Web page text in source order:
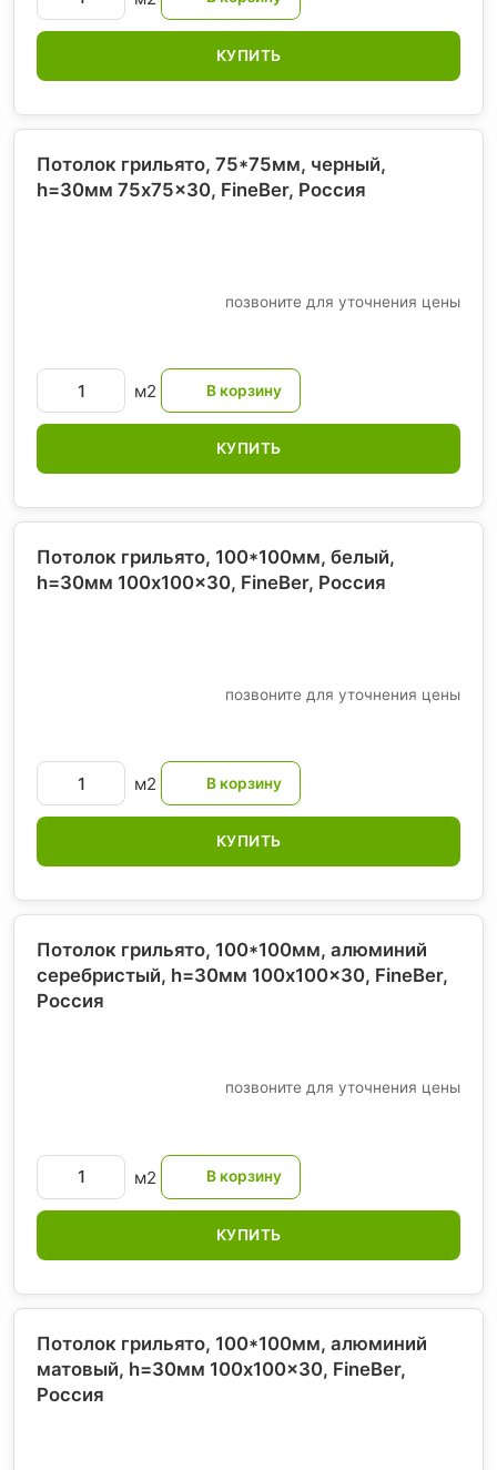
КУПИТЬ
Потолок грильято, 75*75мм, черный,
h=30мм 75x75x30, FineBer, Россия
позвоните для уточнения цены
м2
КУПИТЬ
Потолок грильято, 100*100мм, белый,
h=30мм 100x100x30, FineBer, Россия
позвоните для уточнения цены
м2
КУПИТЬ
Потолок грильято, 100*100мм, алюминий
серебристый, h=30мм 100x100x30, FineBer,
Россия
позвоните для уточнения цены
м2
КУПИТЬ
Потолок грильято, 100*100мм, алюминий
матовый, h=30мм 100x100x30, FineBer,
Россия